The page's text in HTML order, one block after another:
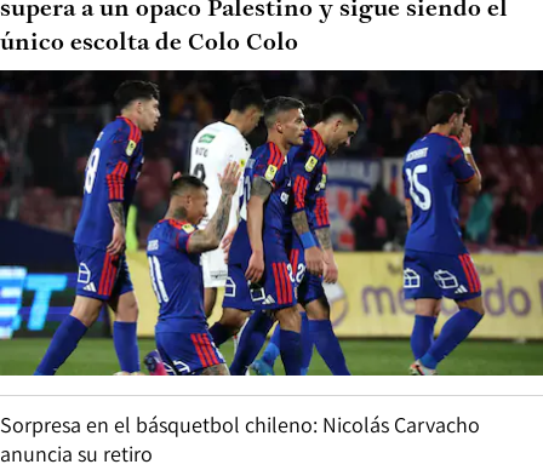
supera a un opaco Palestino y sigue siendo el
único escolta de Colo Colo
Sorpresa en el básquetbol chileno: Nicolás Carvacho
anuncia su retiro